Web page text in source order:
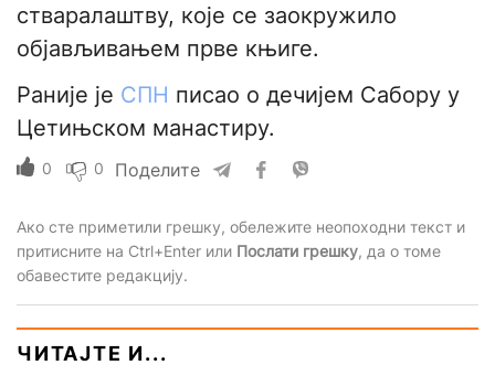
стваралаштву, које се заокружило
објављивањем прве књиге.
Раније је СПН писао о дечијем Сабору у
Цетињском манастиру.
0 0 Поделите
Ако сте приметили грешку, обележите неопоходни текст и
притисните на Ctrl+Enter или Послати грешку, да о томе
обавестите редакцију.
ЧИТАЈТЕ И...